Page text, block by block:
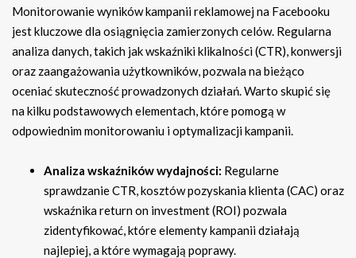
Monitorowanie wyników kampanii reklamowej na Facebooku
jest kluczowe dla osiągnięcia zamierzonych celów. Regularna
analiza danych, takich jak wskaźniki klikalności (CTR), konwersji
oraz zaangażowania użytkowników, pozwala na bieżąco
oceniać skuteczność prowadzonych działań. Warto skupić się
na kilku podstawowych elementach, które pomogą w
odpowiednim monitorowaniu i optymalizacji kampanii.
Analiza wskaźników wydajności: Regularne
sprawdzanie CTR, kosztów pozyskania klienta (CAC) oraz
wskaźnika return on investment (ROI) pozwala
zidentyfikować, które elementy kampanii działają
najlepiej, a które wymagają poprawy.